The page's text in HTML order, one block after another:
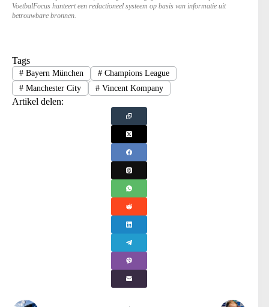
VoetbalFocus hanteert een redactioneel systeem op basis van informatie uit
betrouwbare bronnen.
Tags
#Bayern München #Champions League
#Manchester City #Vincent Kompany
Artikel delen: